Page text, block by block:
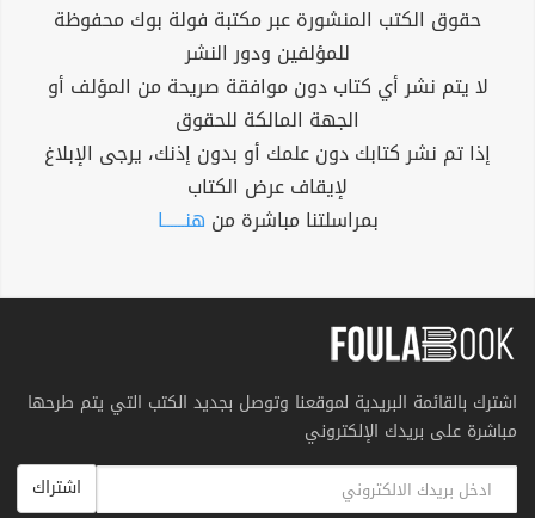
حقوق الكتب المنشورة عبر مكتبة فولة بوك محفوظة
للمؤلفين ودور النشر
لا يتم نشر أي كتاب دون موافقة صريحة من المؤلف أو
الجهة المالكة للحقوق
إذا تم نشر كتابك دون علمك أو بدون إذنك، يرجى الإبلاغ
لإيقاف عرض الكتاب
بمراسلتنا مباشرة من هنــــــا
اشترك بالقائمة البريدية لموقعنا وتوصل بجديد الكتب التي يتم طرحها
مباشرة على بريدك الإلكتروني
اشتراك